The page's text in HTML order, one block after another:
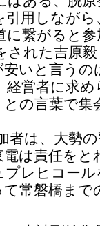
用しなが
に繋がると
れた吉原毅
いと言うの
経営者に求
の言葉で集
者は、大勢
は責任をと
プレヒコー
常磐橋まで